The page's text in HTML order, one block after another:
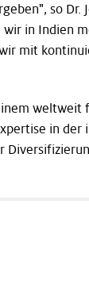
so
in Indien
mit
in